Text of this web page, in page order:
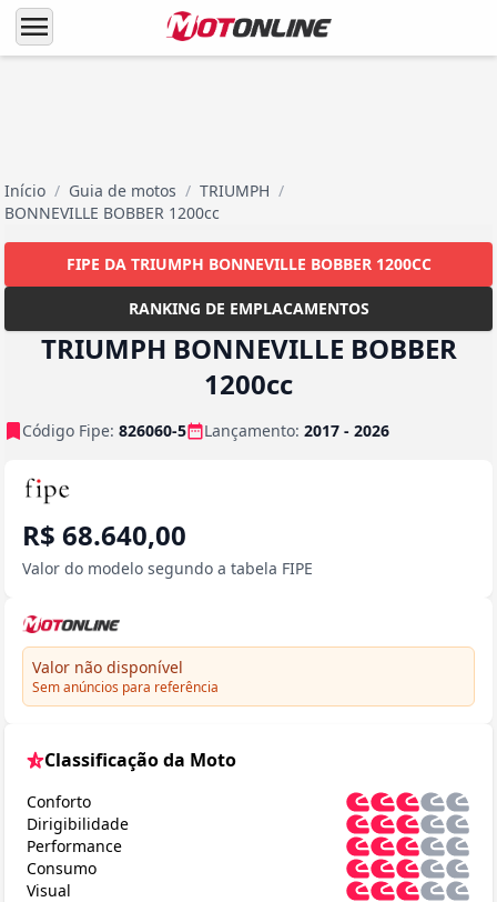
menu
Início / Guia de motos / TRIUMPH /
BONNEVILLE BOBBER 1200cc
FIPE DA TRIUMPH BONNEVILLE BOBBER 1200CC
RANKING DE EMPLACAMENTOS
TRIUMPH BONNEVILLE BOBBER
1200cc
Código Fipe: 826060-5 Lançamento: 2017 - 2026
R$ 68.640,00
Valor do modelo segundo a tabela FIPE
Valor não disponível
Sem anúncios para referência
Classificação da Moto
Conforto
Dirigibilidade
Performance
Consumo
Visual